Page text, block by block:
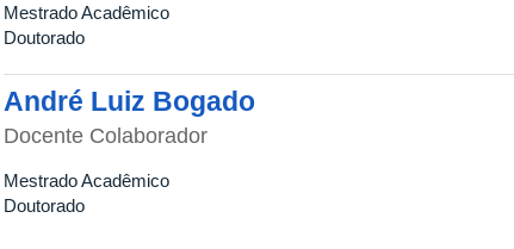
Mestrado Acadêmico
Doutorado
André Luiz Bogado
Docente Colaborador
Mestrado Acadêmico
Doutorado